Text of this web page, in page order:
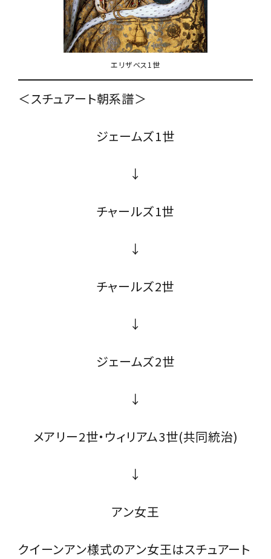
エリザベス1世
＜スチュアート朝系譜＞
ジェームズ1世
↓
チャールズ1世
↓
チャールズ2世
↓
ジェームズ2世
↓
メアリー2世・ウィリアム3世(共同統治)
↓
アン女王
クイーンアン様式のアン女王はスチュアート